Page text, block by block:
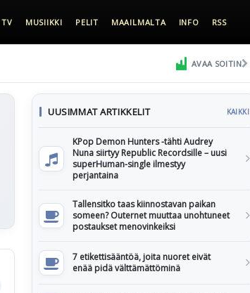
TV MUSIIKKI PELIT MAAILMALTA INFO RSS
AVAA SOITIN
UUSIMMAT ARTIKKELIT KAIKKI
KPop Demon Hunters -tähti Audrey
Nuna siirtyy Republic Recordsille – uusi
superHuman-single ilmestyy
perjantaina
Tallensitko taas kiinnostavan paikan
someen? Outernet muuttaa unohtuneet
postaukset menovinkeiksi
7 etikettisääntöä, joita nuoret eivät
enää pidä välttämättöminä